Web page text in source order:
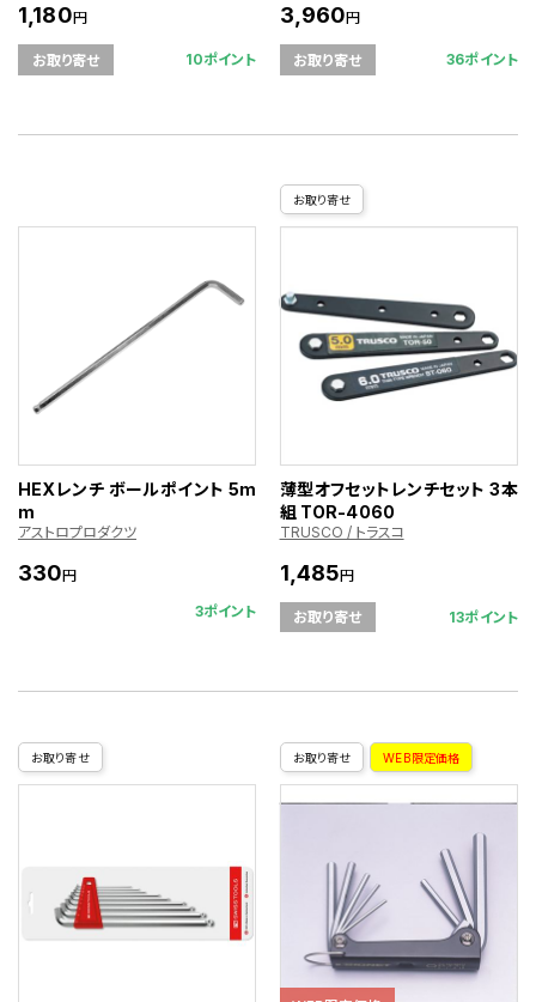
1,180円
お取り寄せ 10ポイント
3,960円
お取り寄せ 36ポイント
HEXレンチ ボールポイント 5m
m
アストロプロダクツ
330円
3ポイント
お取り寄せ
薄型オフセットレンチセット 3本
組 TOR-4060
TRUSCO / トラスコ
1,485円
お取り寄せ 13ポイント
お取り寄せ お取り寄せ WEB限定価格